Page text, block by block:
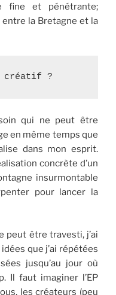
fine et pénétrante;
la Bretagne et la
créatif ?
qui ne peut être
en même temps que
dans mon esprit.
concrète d’un
insurmontable
pour lancer la
peut être travesti, j’ai
que j’ai répétées
jusqu’au jour où
Il faut imaginer l’EP
les créateurs (peu